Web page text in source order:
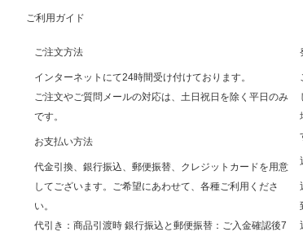
ご利用ガイド
ご注文方法
インターネットにて24時間受け付けております。
ご注文やご質問メールの対応は、土日祝日を除く平日のみ
です。
お支払い方法
代金引換、銀行振込、郵便振替、クレジットカードを用意
してございます。ご希望にあわせて、各種ご利用くださ
い。
代引き：商品引渡時 銀行振込と郵便振替：ご入金確認後7